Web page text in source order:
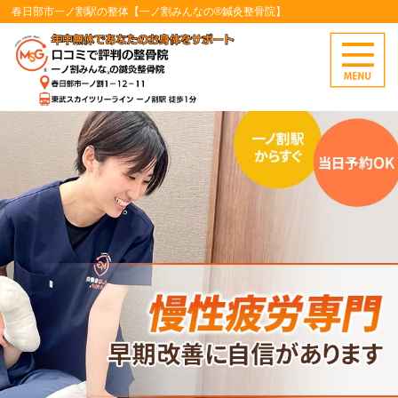
春日部市一ノ割駅の整体【一ノ割みんなの®鍼灸整骨院】